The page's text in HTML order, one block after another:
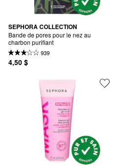
SEPHORA COLLECTION
Bande de pores pour le nez au
charbon purifiant
939
4,50 $